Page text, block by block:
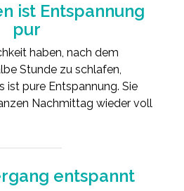
ist Entspannung
pur
haben, nach dem
Stunde zu schlafen,
ist pure Entspannung. Sie
Nachmittag wieder voll
entspannt